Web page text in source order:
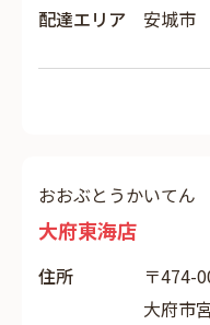
配達エリア
安城市
おおぶとうかいてん
大府東海店
住所
〒474-
大府市